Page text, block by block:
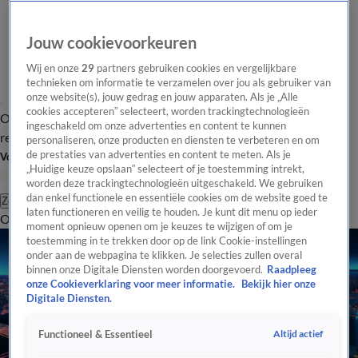
Overzicht Laatste nieuws Regionieuws Het beste van Hart
Tip de
redactie
Volg Hart van Nederland
Zoeken
OverzichtRegioUitzendingenWeerTip de redactiePanelVideo's
Jouw cookievoorkeuren
Wij en onze29 partners gebruiken cookies en vergelijkbare
technieken om informatie te verzamelen over jou als gebruiker van
onze website(s), jouw gedrag en jouw apparaten. Als je „Alle
cookies accepteren” selecteert, worden trackingtechnologieën
ingeschakeld om onze advertenties en content te kunnen
personaliseren, onze producten en diensten te verbeteren en om
de prestaties van advertenties en content te meten. Als je
„Huidige keuze opslaan” selecteert of je toestemming intrekt,
worden deze trackingtechnologieën uitgeschakeld. We gebruiken
dan enkel functionele en essentiële cookies om de website goed te
laten functioneren en veilig te houden. Je kunt dit menu op ieder
moment opnieuw openen om je keuzes te wijzigen of om je
toestemming in te trekken door op de link Cookie-instellingen
onder aan de webpagina te klikken. Je selecties zullen overal
binnen onze Digitale Diensten worden doorgevoerd. Raadpleeg
onze Cookieverklaring voor meer informatie.
Bekijk hier onze
Digitale Diensten.
Functioneel & Essentieel Altijd actief